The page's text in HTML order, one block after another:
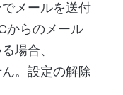
メールを送付
からのメール
場合、
。設定の解除